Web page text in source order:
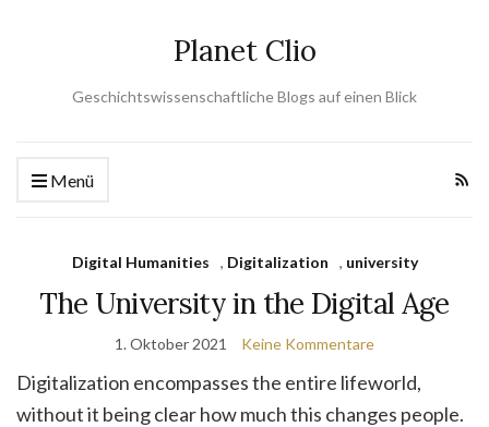
Planet Clio
Geschichtswissenschaftliche Blogs auf einen Blick
Menü
Digital Humanities , Digitalization , university
The University in the Digital Age
1. Oktober 2021 Keine Kommentare
Digitalization encompasses the entire lifeworld,
without it being clear how much this changes people.